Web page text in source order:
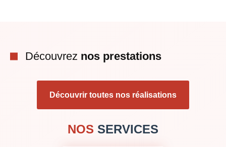
Découvrez nos prestations
Découvrir toutes nos réalisations
NOS SERVICES